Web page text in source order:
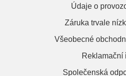
Údaje o
Záruka trvale
Všeobecné
Reklamační
Společenská